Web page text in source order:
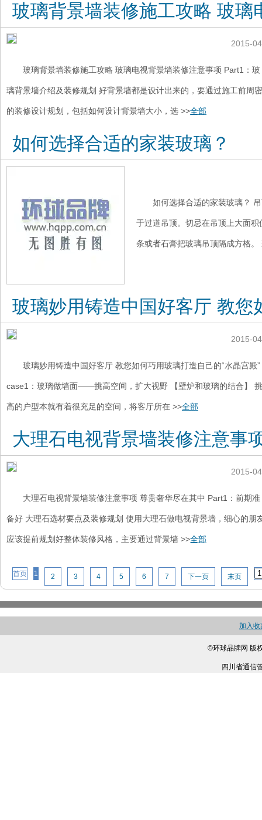
玻璃背景墙装修施工攻略 玻璃
2015-
玻璃背景墙装修施工攻略 玻璃电视背景墙装修注意事项 Part1：玻
璃背景墙介绍及装修规划 好背景墙都是设计出来的，要通过施工前周密
的装修设计规划，包括如何设计背景墙大小，选 >>全部
如何选择合适的家装玻璃？
如何选择合适的家装玻璃？
于过道吊顶。切忌在吊顶上大面
条或者石膏把玻璃吊顶隔成方格。
玻璃妙用铸造中国好客厅 教您
2015-
玻璃妙用铸造中国好客厅 教您如何巧用玻璃打造自己的“水晶宫殿”
case1：玻璃做墙面——挑高空间，扩大视野 【壁炉和玻璃的结合】 挑
高的户型本就有着很充足的空间，将客厅所在 >>全部
大理石电视背景墙装修注意事
2015-
大理石电视背景墙装修注意事项 尊贵奢华尽在其中 Part1：前期准
备好 大理石选材要点及装修规划 使用大理石做电视背景墙，细心的朋
应该提前规划好整体装修风格，主要通过背景墙 >>全部
首页 1 2 3 4 5 6 7 下一页 末页
加入收
©环球品牌网 版
四川省通信